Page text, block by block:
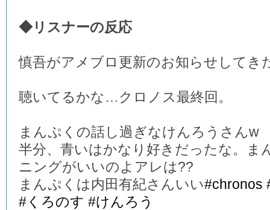
◆リスナーの反応
慎吾がアメブロ更新のお知らせしてき
聴いてるかな…クロノス最終回。
まんぷくの話し過ぎなけんろうさんw
半分、青いはかなり好きだったな。ま
ニングがいいのよアレは??
まんぷくは内田有紀さんいい#chronos
#くろのす #けんろう